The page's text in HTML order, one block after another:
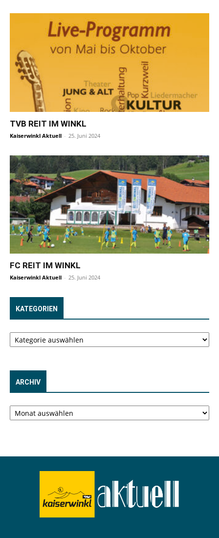
TVB REIT IM WINKL
Kaiserwinkl Aktuell - 25. Juni 2024
FC REIT IM WINKL
Kaiserwinkl Aktuell - 25. Juni 2024
KATEGORIEN
Kategorien
ARCHIV
Archiv